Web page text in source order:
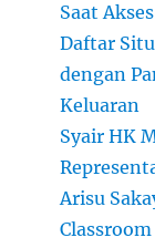
Saat
Daftar
dengan
Keluaran
Syair HK
Arisu